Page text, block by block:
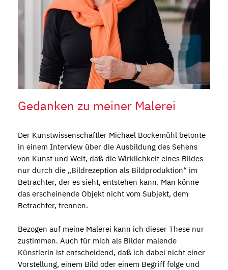
Gedanken zu meiner Malerei
Der Kunstwissenschaftler Michael Bockemühl betonte
in einem Interview über die Ausbildung des Sehens
von Kunst und Welt, daß die Wirklichkeit eines Bildes
nur durch die „Bildrezeption als Bildproduktion“ im
Betrachter, der es sieht, entstehen kann. Man könne
das erscheinende Objekt nicht vom Subjekt, dem
Betrachter, trennen.
Bezogen auf meine Malerei kann ich dieser These nur
zustimmen. Auch für mich als Bilder malende
Künstlerin ist entscheidend, daß ich dabei nicht einer
Vorstellung, einem Bild oder einem Begriff folge und